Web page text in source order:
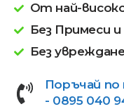
От най-
Без Примеси и
Без
Поръчай
- 0895 040